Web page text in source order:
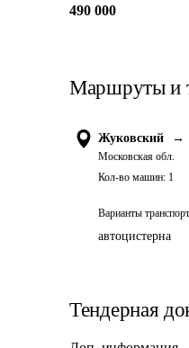
490 000
Маршруты и
Жуковский →
Московская обл.
Кол-во машин: 1
Варианты
автоцистерна
Тендерная